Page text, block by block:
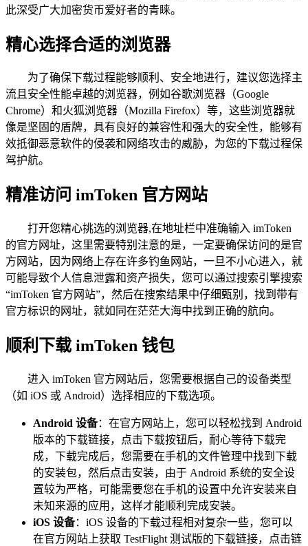
此深受广大加密货币爱好者的青睐。
精心选择合适的浏览器
为了确保下载过程能够顺利、安全地进行，建议您选择主
流且安全性能卓越的浏览器，例如谷歌浏览器（Google
Chrome）和火狐浏览器（Mozilla Firefox）等，这些浏览器就
像是坚固的盾牌，具有良好的兼容性和强大的安全性，能够有
效抵御恶意软件的侵袭和网络攻击的威胁，为您的下载过程保
驾护航。
精准访问 imToken 官方网站
打开您精心挑选的浏览器,在地址栏中准确输入 imToken
的官方网址，这里需要特别注意的是，一定要确保访问的是官
方网站，因为网络上存在许多钓鱼网站，一旦不小心进入，就
可能导致个人信息泄露和资产损失，您可以通过搜索引擎搜索
“imToken 官方网站”，然后在搜索结果中仔细甄别，找到带有
官方标识的网址，就如同在茫茫大海中找到正确的航向。
顺利下载 imToken 钱包
进入 imToken 官方网站后，您需要根据自己的设备类型
（如 iOS 或 Android）选择相应的下载选项。
Android 设备：在官方网站上，您可以轻松找到 Android
版本的下载链接，点击下载按钮后，耐心等待下载完
成，下载完成后，您需要在手机的文件管理中找到下载
的安装包，然后点击安装，由于 Android 系统的安全设
置较为严格，可能需要您在手机的设置中允许安装来自
未知来源的应用，这样才能顺利完成安装。
iOS 设备：iOS 设备的下载过程相对复杂一些，您可以
在官方网站上获取 TestFlight 测试版的下载链接，点击链